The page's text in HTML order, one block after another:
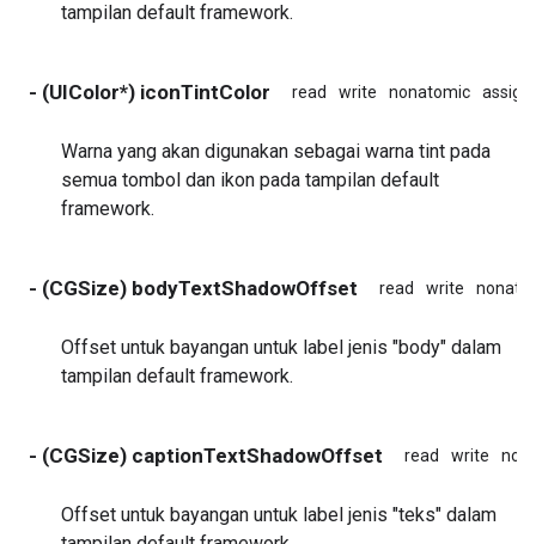
tampilan default framework.
- (UIColor*) iconTintColor read write nonatomic assign
Warna yang akan digunakan sebagai warna tint pada
semua tombol dan ikon pada tampilan default
framework.
- (CGSize) bodyTextShadowOffset read write
Offset untuk bayangan untuk label jenis "body" dalam
tampilan default framework.
- (CGSize) captionTextShadowOffset read write
Offset untuk bayangan untuk label jenis "teks" dalam